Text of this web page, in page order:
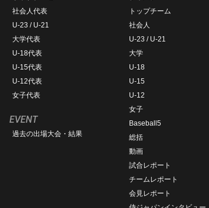
社会人代表
U-23 / U-21
大学代表
U-18代表
U-15代表
U-12代表
女子代表
EVENT
過去の出場大会・結果
トップチーム
社会人
U-23 / U-21
大学
U-18
U-15
U-12
女子
Baseball5
総括
動画
試合レポート
チームレポート
会見レポート